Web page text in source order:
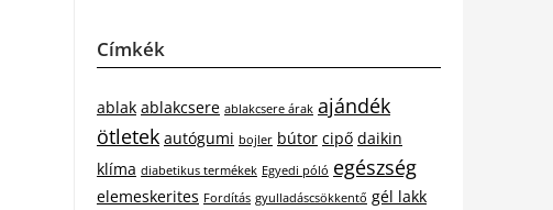
Címkék
ablak ablakcsere ablakcsere árak ajándék
ötletek autógumi bojler bútor cipő daikin
klíma diabetikus termékek Egyedi póló egészség
elemeskerites Fordítás gyulladáscsökkentő gél lakk